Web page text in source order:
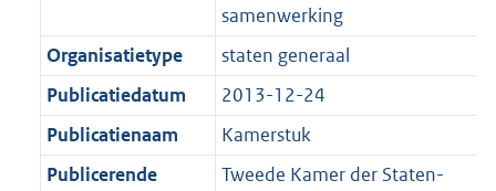
samenwerking
Organisatietype
staten generaal
Publicatiedatum
2013-12-24
Publicatienaam
Kamerstuk
Publicerende
Tweede Kamer der Staten-